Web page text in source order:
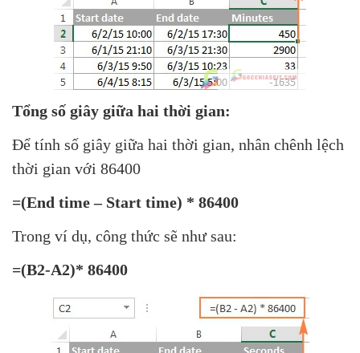
Tổng số giây giữa hai thời gian:
Để tính số giây giữa hai thời gian, nhân chênh lệch
thời gian với 86400
=(End time – Start time) * 86400
Trong ví dụ, công thức sẽ như sau:
=(B2-A2)* 86400